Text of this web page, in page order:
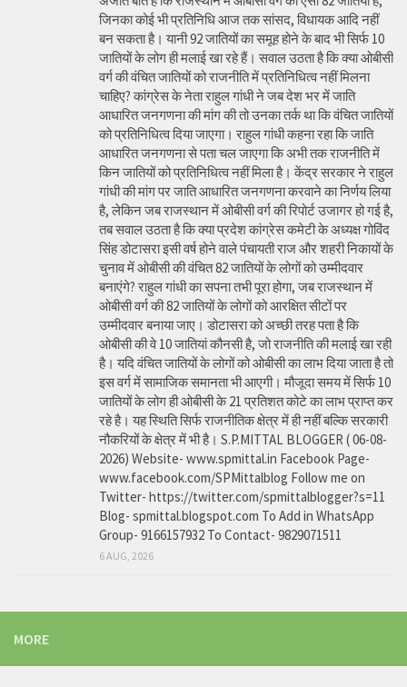
जिनका कोई भी प्रतिनिधि आज तक सांसद, विधायक आदि नहीं
बन सकता है। यानी 92 जातियों का समूह होने के बाद भी सिर्फ 10
जातियों के लोग ही मलाई खा रहे हैं। सवाल उठता है कि क्या ओबीसी
वर्ग की वंचित जातियों को राजनीति में प्रतिनिधित्व नहीं मिलना
चाहिए? कांग्रेस के नेता राहुल गांधी ने जब देश भर में जाति
आधारित जनगणना की मांग की तो उनका तर्क था कि वंचित जातियों
को प्रतिनिधित्व दिया जाएगा। राहुल गांधी कहना रहा कि जाति
आधारित जनगणना से पता चल जाएगा कि अभी तक राजनीति में
किन जातियों को प्रतिनिधित्व नहीं मिला है। केंद्र सरकार ने राहुल
गांधी की मांग पर जाति आधारित जनगणना करवाने का निर्णय लिया
है, लेकिन जब राजस्थान में ओबीसी वर्ग की रिपोर्ट उजागर हो गई है,
तब सवाल उठता है कि क्या प्रदेश कांग्रेस कमेटी के अध्यक्ष गोविंद
सिंह डोटासरा इसी वर्ष होने वाले पंचायती राज और शहरी निकायों के
चुनाव में ओबीसी की वंचित 82 जातियों के लोगों को उम्मीदवार
बनाएंगे? राहुल गांधी का सपना तभी पूरा होगा, जब राजस्थान में
ओबीसी वर्ग की 82 जातियों के लोगों को आरक्षित सीटों पर
उम्मीदवार बनाया जाए। डोटासरा को अच्छी तरह पता है कि
ओबीसी की वे 10 जातियां कौनसी है, जो राजनीति की मलाई खा रही
है। यदि वंचित जातियों के लोगों को ओबीसी का लाभ दिया जाता है तो
इस वर्ग में सामाजिक समानता भी आएगी। मौजूदा समय में सिर्फ 10
जातियों के लोग ही ओबीसी के 21 प्रतिशत कोटे का लाभ प्राप्त कर
रहे है। यह स्थिति सिर्फ राजनीतिक क्षेत्र में ही नहीं बल्कि सरकारी
नौकरियों के क्षेत्र में भी है। S.P.MITTAL BLOGGER ( 06-08-
2026) Website- www.spmittal.in Facebook Page-
www.facebook.com/SPMittalblog Follow me on
Twitter- https://twitter.com/spmittalblogger?s=11
Blog- spmittal.blogspot.com To Add in WhatsApp
Group- 9166157932 To Contact- 9829071511
6 AUG, 2026
MORE